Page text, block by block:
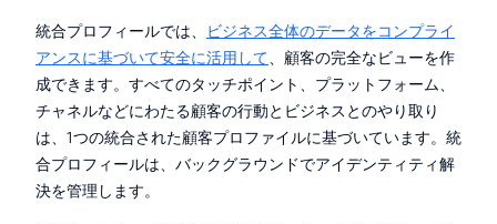
統合プロフィールでは、
ビジネス全体のデータをコンプライ
アンスに基づいて安全に活用して 、顧客の完全なビューを作
成できます。すべてのタッチポイント、プラットフォーム、
チャネルなどにわたる顧客の行動とビジネスとのやり取り
は、1つの統合された顧客プロファイルに基づいています。統
合プロフィールは、バックグラウンドでアイデンティティ解
決を管理します。